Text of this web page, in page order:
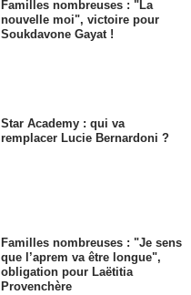
Familles nombreuses : "La
nouvelle moi", victoire pour
Soukdavone Gayat !
Star Academy : qui va
remplacer Lucie Bernardoni ?
Familles nombreuses : "Je sens
que l’aprem va être longue",
obligation pour Laëtitia
Provenchère